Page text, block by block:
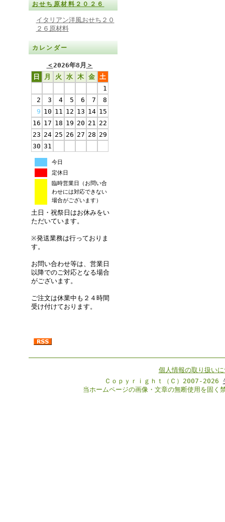
おせち原材料２０２６
イタリアン洋風おせち２０
２６原材料
カレンダー
＜2026年8月 ＞
日
月 火 水 木 金 土
1
2
3 4 5 6 7
8
9 10 11 12 13 14 15
16 17 18 19 20 21 22
23 24 25 26 27 28 29
30 31
今日
定休日
臨時営業日（お問い合
わせには対応できない
場合がございます）
土日・祝祭日はお休みをい
ただいています。
※発送業務は行っておりま
す。
お問い合わせ等は、営業日
以降でのご対応となる場合
がございます。
ご注文は休業中も２４時間
受け付けております。
個人情報の取り扱い
Ｃｏｐｙｒｉｇｈｔ（Ｃ）2007-2026
当ホームページの画像・文章の無断使用を固